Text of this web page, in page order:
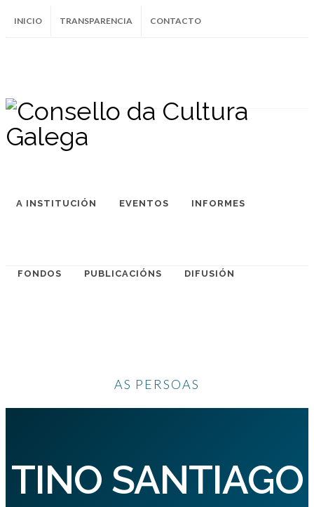
INICIO TRANSPARENCIA CONTACTO
InstagramFacebookTwitter Soundcloud
Youtube
A INSTITUCIÓN EVENTOS INFORMES
FONDOS PUBLICACIÓNS DIFUSIÓN
AS PERSOAS
TINO SANTIAGO